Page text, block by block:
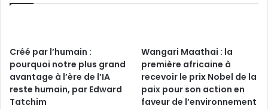
Créé par l’humain :
pourquoi notre plus grand
avantage à l’ère de l’IA
reste humain, par Edward
Tatchim
Wangari Maathai : la
première africaine à
recevoir le prix Nobel de la
paix pour son action en
faveur de l’environnement